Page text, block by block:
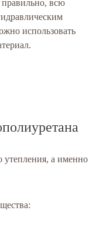
правильно, всю
использовать
утепления, а именно